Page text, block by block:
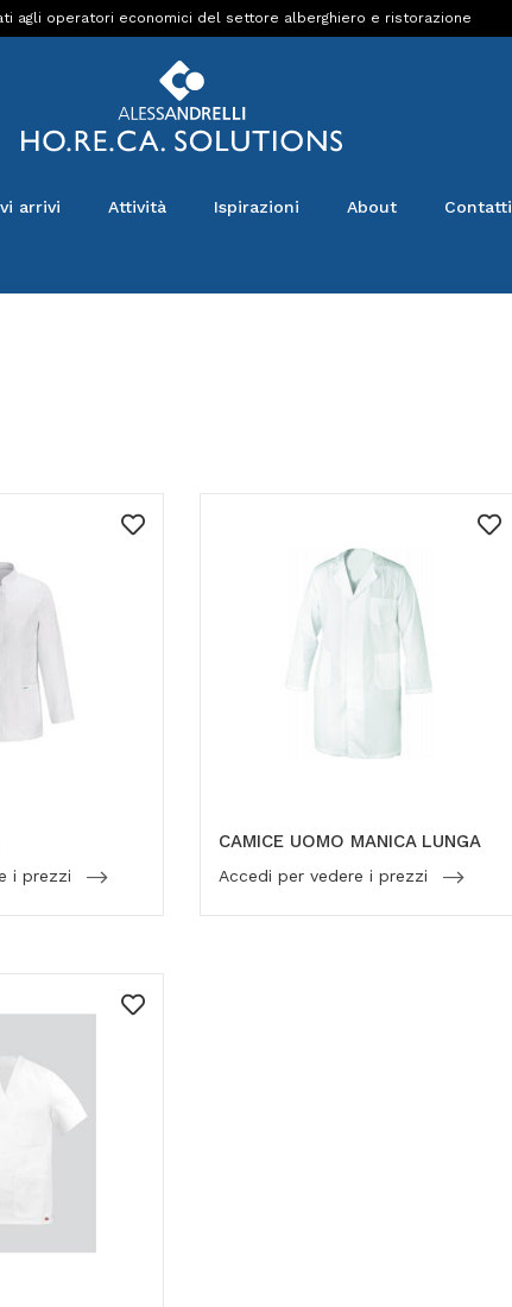
agli operatori economici del settore alberghiero e ristorazione
arrivi Attività Ispirazioni About Contatti
i prezzi
CAMICE UOMO MANICA LUNGA
Accedi per vedere i prezzi